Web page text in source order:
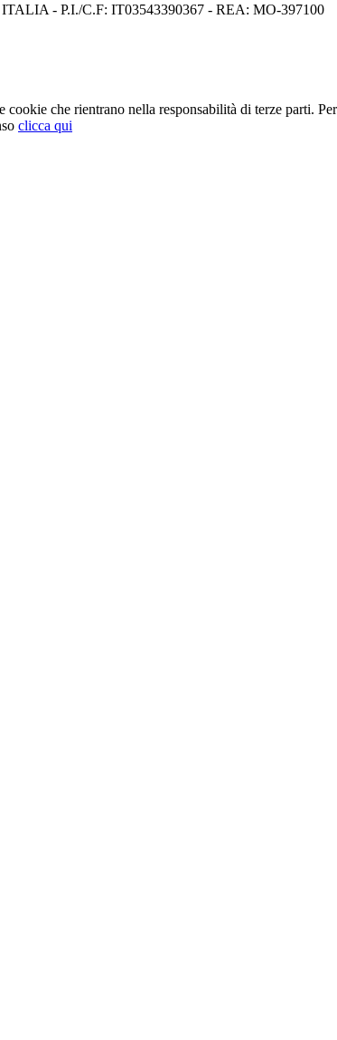
- P.I./C.F: IT03543390367 - REA: MO-397100
che rientrano nella responsabilità di terze parti.
clicca qui